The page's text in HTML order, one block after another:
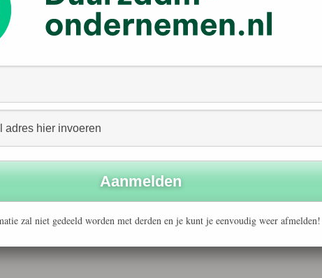
En op de voorzijde van de verpakking
zijn verkrijgbaar in de smaken Sinaasappel, Appel,
te koop bij onder andere de betere hotels,
in Nederland. Dit keurmerk, in Nederland
op boerencoöperaties in ontwikkelingslanden.
op ontwikkeling te geven, zijn er naast strenge
de betaling aan boeren. Zo ontvangen zij
deze criteria kunnen zij samen werken aan een
zal niet gedeeld worden met derden en je kunt je eenvoudig weer afmelden!